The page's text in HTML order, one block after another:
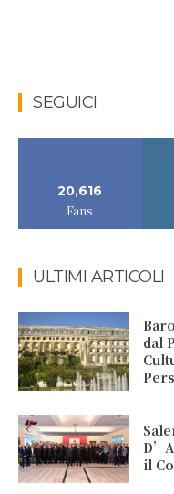
SEGUICI
20,616
Fans
ULTIMI ARTICOLI
dal
il